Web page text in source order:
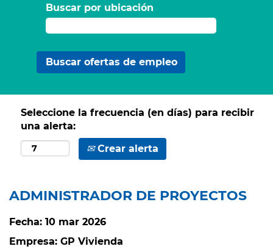
Buscar por ubicación
Seleccione la frecuencia (en días) para recibir
una alerta:
Crear alerta
ADMINISTRADOR DE PROYECTOS
Fecha: 10 mar 2026
Empresa: GP Vivienda